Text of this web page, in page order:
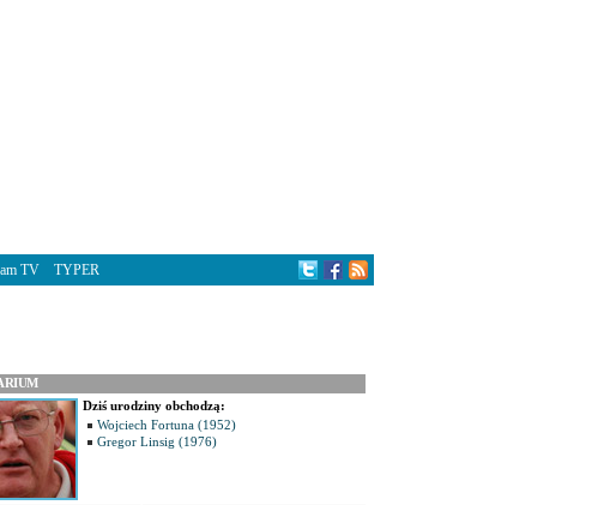
Dziś urodziny obchodzą:
Wojciech Fortuna (1952)
Gregor Linsig (1976)
TV TYPER